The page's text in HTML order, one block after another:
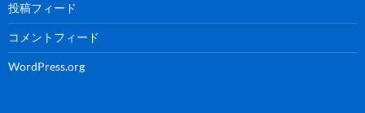
投稿フィード
コメントフィード
WordPress.org